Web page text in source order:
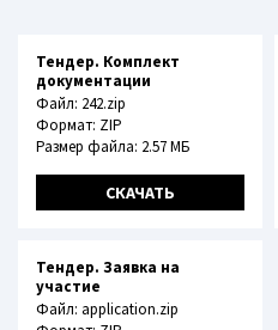
Тендер. Комплект
документации
Файл: 242.zip
Формат: ZIP
Размер файла: 2.57 МБ
СКАЧАТЬ
Тендер. Заявка на
участие
Файл: application.zip